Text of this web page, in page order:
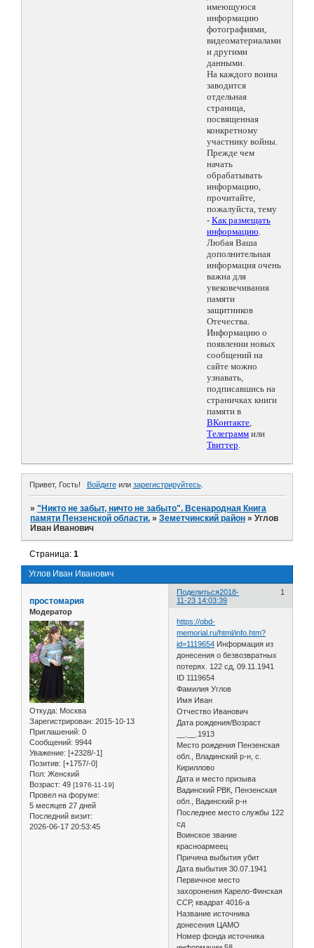
имеющуюся
информацию
фотографиями,
видеоматериалами
и другими
данными.
На каждого воина
заводится
отдельная
страница,
посвященная
конкретному
участнику войны.
Прежде чем
начать
обрабатывать
информацию,
прочитайте,
пожалуйста, тему
- Как размещать
информацию.
Любая Ваша
дополнительная
информация очень
важна для
увековечивания
памяти
защитников
Отечества.
Информацию о
появлении новых
сообщений на
сайте можно
узнавать,
подписавшись на
страничках книги
памяти в
ВКонтакте,
Телеграмм или
Твиттер.
Привет, Гость! Войдитеили зарегистрируйтесь.
»"Никто не забыт, ничто не забыто". Всенародная Книга
памяти Пензенской области. »Земетчинский район »Углов
Иван Иванович
Углов Иван Иванович
Страница:1
Поделиться 1
2018-
11-23 14:03:39
простомария
Модератор
Откуда: Москва
Зарегистрирован: 2015-10-13
Приглашений: 0
Сообщений: 9944
Уважение: [+2328/-1]
Позитив: [+1757/-0]
Пол: Женский
Возраст: 49 [1976-11-19]
Провел на форуме:
5 месяцев 27 дней
Последний визит:
2026-06-17 20:53:45
https://obd-
memorial.ru/html/info.htm?
id=1119654 Информация из
донесения о безвозвратных
потерях. 122 сд, 09.11.1941
ID 1119654
Фамилия Углов
Имя Иван
Отчество Иванович
Дата рождения/Возраст
__.__.1913
Место рождения Пензенская
обл., Владинский р-н, с.
Кириллово
Дата и место призыва
Вадинский РВК, Пензенская
обл., Вадинский р-н
Последнее место службы 122
сд
Воинское звание
красноармеец
Причина выбытия убит
Дата выбытия 30.07.1941
Первичное место
захоронения Карело-Финская
ССР, квадрат 4016-а
Название источника
донесения ЦАМО
Номер фонда источника